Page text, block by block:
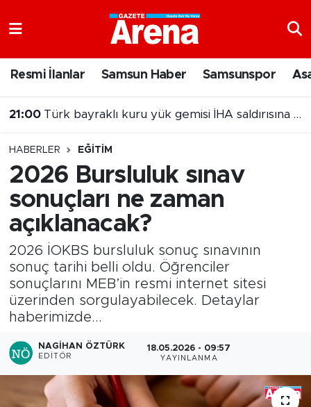
Resmi İlanlar Samsun Haber Samsunspor
21:00 Türk bayraklı kuru yük gemisi İHA saldırısına uğradı
20:00 Samsun'da Nebiyan Fest Başladı
HABERLER EĞITIM
2026 Bursluluk sınav
sonuçları ne zaman
açıklanacak?
2026 İOKBS bursluluk sonuç sınavının
sonuç tarihi belli oldu. Öğrenciler
sonuçlarını MEB’in resmi internet sitesi
üzerinden sorgulayabilecek. Detaylar
haberimizde...
NAGIHAN ÖZTÜRK
EDITÖR
18.05.2026 - 09:57
YAYINLANMA
Samsun Namaz Vakitleri
Süper Lig Puan Durumu ve Fikstür
Tüm Manşetler
Son Dakika Haberleri
Haber Arşivi